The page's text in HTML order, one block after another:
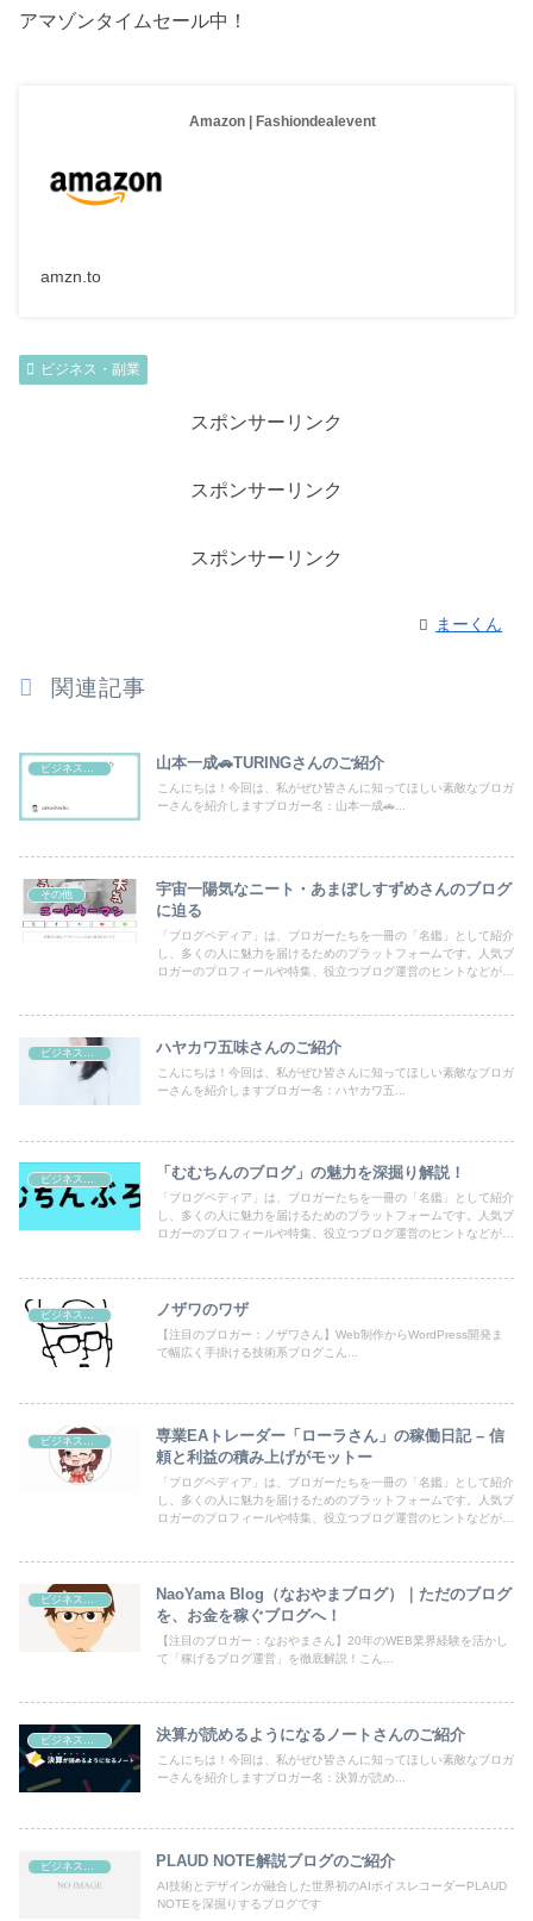
アマゾンタイムセール中！
Amazon | Fashiondealevent
amzn.to
ビジネス・副業
スポンサーリンク
スポンサーリンク
スポンサーリンク
まーくん
関連記事
ビジネス・副業 山本一成🚗TURINGさんのご紹介
こんにちは！今回は、私がぜひ皆さんに知ってほしい素敵なブロガ
ーさんを紹介しますブロガー名：山本一成🚗...
その他
宇宙一陽気なニート・あまぼしすずめさんのブログ
に迫る
「ブログペディア」は、ブロガーたちを一冊の「名鑑」として紹介
し、多くの人に魅力を届けるためのプラットフォームです。人気ブ
ロガーのプロフィールや特集、役立つブログ運営のヒントなどが満
ハヤカワ五味さんのご紹介
こんにちは！今回は、私がぜひ皆さんに知ってほしい素敵なブロガ
ーさんを紹介しますブロガー名：ハヤカワ五...
「むむちんのブログ」の魅力を深掘り解説！
「ブログペディア」は、ブロガーたちを一冊の「名鑑」として紹介
し、多くの人に魅力を届けるためのプラットフォームです。人気ブ
ロガーのプロフィールや特集、役立つブログ運営のヒントなどが満
ビジネス・副業 ノザワのワザ
【注目のブロガー：ノザワさん】Web制作からWordPress開発ま
で幅広く手掛ける技術系ブログこん...
ビジネス・副業
専業EAトレーダー「ローラさん」の稼働日記 – 信
頼と利益の積み上げがモットー
「ブログペディア」は、ブロガーたちを一冊の「名鑑」として紹介
し、多くの人に魅力を届けるためのプラットフォームです。人気ブ
ロガーのプロフィールや特集、役立つブログ運営のヒントなどが満
ビジネス・副業
NaoYama Blog（なおやまブログ）｜ただのブログ
を、お金を稼ぐブログへ！
【注目のブロガー：なおやまさん】20年のWEB業界経験を活かし
て「稼げるブログ運営」を徹底解説！こん...
ビジネス・副業 決算が読めるようになるノートさんのご紹介
こんにちは！今回は、私がぜひ皆さんに知ってほしい素敵なブロガ
ーさんを紹介しますブロガー名：決算が読め...
PLAUD NOTE解説ブログのご紹介
AI技術とデザインが融合した世界初のAIボイスレコーダーPLAUD
NOTEを深掘りするブログです